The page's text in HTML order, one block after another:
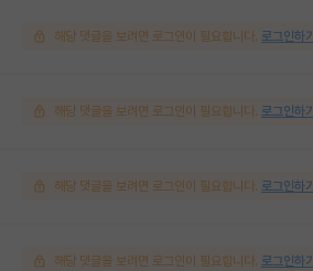
해당 댓글을 보려면 로그인이 필요합니다. 로그인하기
해당 댓글을 보려면 로그인이 필요합니다. 로그인하기
해당 댓글을 보려면 로그인이 필요합니다. 로그인하기
해당 댓글을 보려면 로그인이 필요합니다. 로그인하기